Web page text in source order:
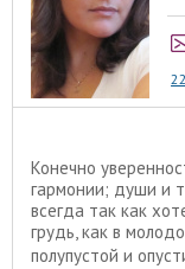
Конечно
гармонии; души и
всегда так как
грудь, как в
полупустой и